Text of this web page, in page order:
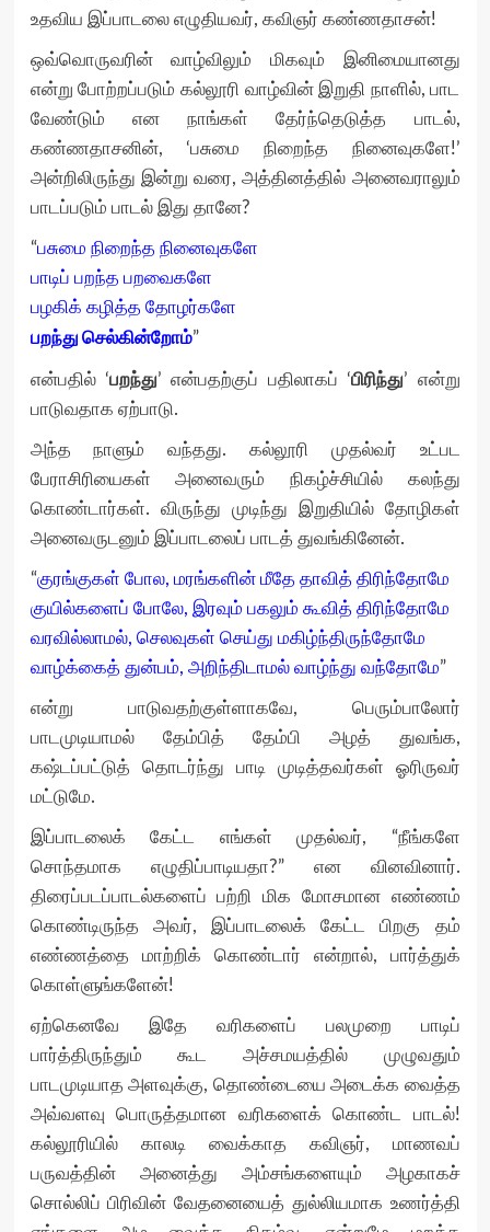
உதவிய இப்பாடலை எழுதியவர், கவிஞர் கண்ணதாசன்!
ஒவ்வொருவரின் வாழ்விலும் மிகவும் இனிமையானது
என்று போற்றப்படும் கல்லூரி வாழ்வின் இறுதி நாளில், பாட
வேண்டும் என நாங்கள் தேர்ந்தெடுத்த பாடல்,
கண்ணதாசனின், ‘பசுமை நிறைந்த நினைவுகளே!’
அன்றிலிருந்து இன்று வரை, அத்தினத்தில் அனைவராலும்
பாடப்படும் பாடல் இது தானே?
“பசுமை நிறைந்த நினைவுகளே
பாடிப் பறந்த பறவைகளே
பழகிக் கழித்த தோழர்களே
பறந்து செல்கின்றோம்”
என்பதில் ‘பறந்து’ என்பதற்குப் பதிலாகப் ‘பிரிந்து’ என்று
பாடுவதாக ஏற்பாடு.
அந்த நாளும் வந்தது. கல்லூரி முதல்வர் உட்பட
பேராசிரியைகள் அனைவரும் நிகழ்ச்சியில் கலந்து
கொண்டார்கள். விருந்து முடிந்து இறுதியில் தோழிகள்
அனைவருடனும் இப்பாடலைப் பாடத் துவங்கினேன்.
“குரங்குகள் போல, மரங்களின் மீதே தாவித் திரிந்தோமே
குயில்களைப் போலே, இரவும் பகலும் கூவித் திரிந்தோமே
வரவில்லாமல், செலவுகள் செய்து மகிழ்ந்திருந்தோமே
வாழ்க்கைத் துன்பம், அறிந்திடாமல் வாழ்ந்து வந்தோமே”
என்று பாடுவதற்குள்ளாகவே, பெரும்பாலோர்
பாடமுடியாமல் தேம்பித் தேம்பி அழத் துவங்க,
கஷ்டப்பட்டுத் தொடர்ந்து பாடி முடித்தவர்கள் ஓரிருவர்
மட்டுமே.
இப்பாடலைக் கேட்ட எங்கள் முதல்வர், “நீங்களே
சொந்தமாக எழுதிப்பாடியதா?” என வினவினார்.
திரைப்படப்பாடல்களைப் பற்றி மிக மோசமான எண்ணம்
கொண்டிருந்த அவர், இப்பாடலைக் கேட்ட பிறகு தம்
எண்ணத்தை மாற்றிக் கொண்டார் என்றால், பார்த்துக்
கொள்ளுங்களேன்!
ஏற்கெனவே இதே வரிகளைப் பலமுறை பாடிப்
பார்த்திருந்தும் கூட அச்சமயத்தில் முழுவதும்
பாடமுடியாத அளவுக்கு, தொண்டையை அடைக்க வைத்த
அவ்வளவு பொருத்தமான வரிகளைக் கொண்ட பாடல்!
கல்லூரியில் காலடி வைக்காத கவிஞர், மாணவப்
பருவத்தின் அனைத்து அம்சங்களையும் அழகாகச்
சொல்லிப் பிரிவின் வேதனையைத் துல்லியமாக உணர்த்தி